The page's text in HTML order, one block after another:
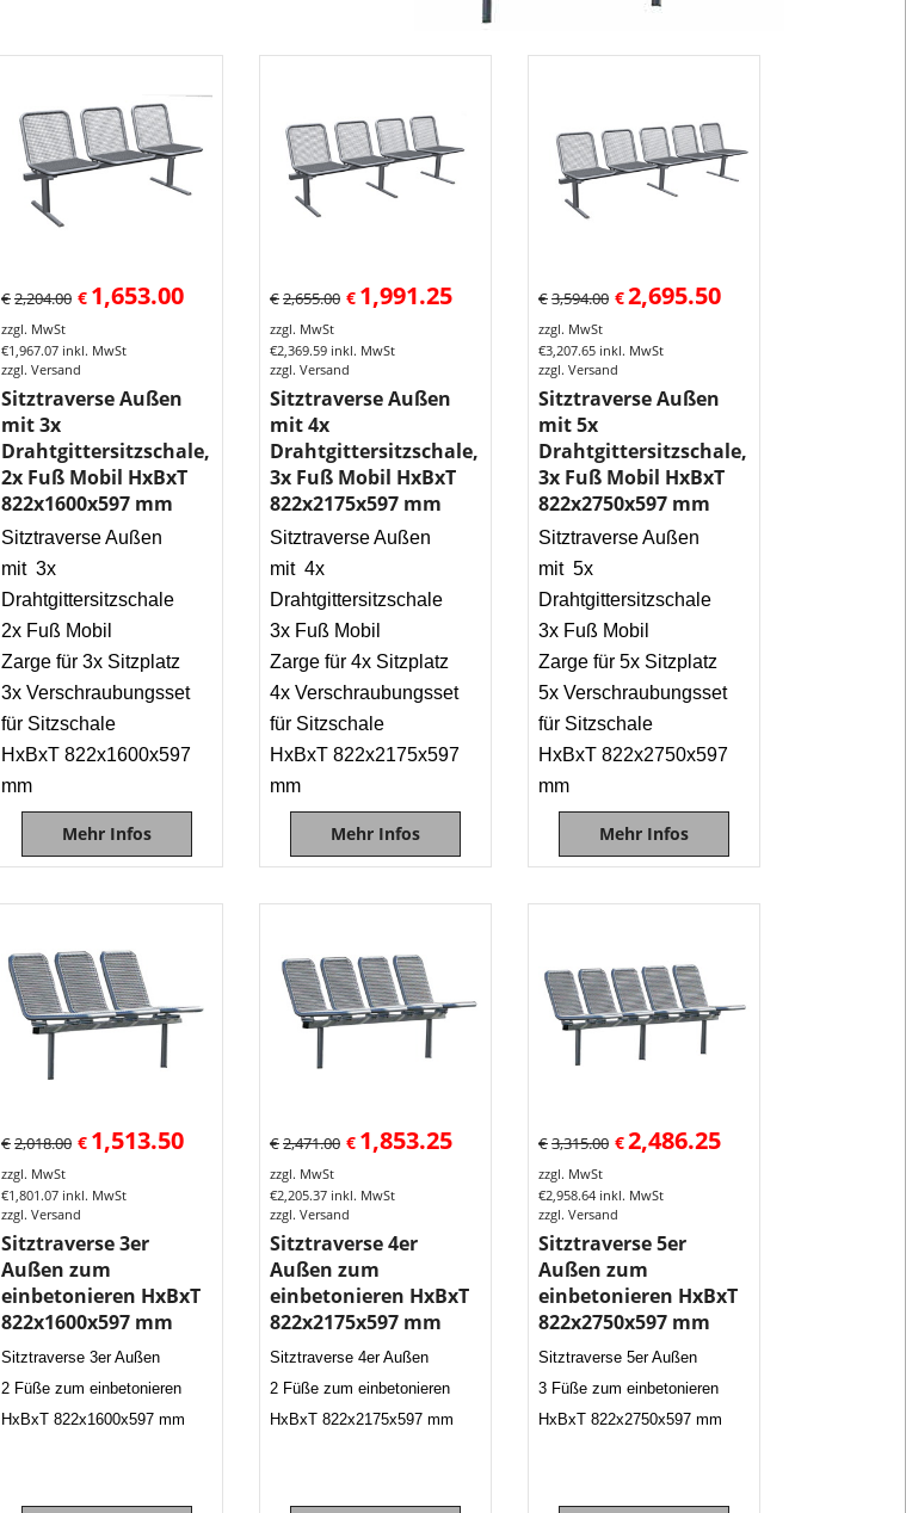
€2,204.00 € 1,653.00
zzgl. MwSt
€1,967.07 inkl. MwSt
zzgl. Versand
Sitztraverse Außen
mit 3x
Drahtgittersitzschale,
2x Fuß Mobil HxBxT
822x1600x597 mm
Sitztraverse Außen
mit 3x
Drahtgittersitzschale
2x Fuß Mobil
Zarge für 3x Sitzplatz
3x Verschraubungsset
für Sitzschale
HxBxT 822x1600x597
mm
Mehr Infos
€2,655.00 € 1,991.25
zzgl. MwSt
€2,369.59 inkl. MwSt
zzgl. Versand
Sitztraverse Außen
mit 4x
Drahtgittersitzschale,
3x Fuß Mobil HxBxT
822x2175x597 mm
Sitztraverse Außen
mit 4x
Drahtgittersitzschale
3x Fuß Mobil
Zarge für 4x Sitzplatz
4x Verschraubungsset
für Sitzschale
HxBxT 822x2175x597
mm
Mehr Infos
€3,594.00 €2,695.50
zzgl. MwSt
€3,207.65 inkl. MwSt
zzgl. Versand
Sitztraverse Außen
mit 5x
Drahtgittersitzschale,
3x Fuß Mobil HxBxT
822x2750x597 mm
Sitztraverse Außen
mit 5x
Drahtgittersitzschale
3x Fuß Mobil
Zarge für 5x Sitzplatz
5x Verschraubungsset
für Sitzschale
HxBxT 822x2750x597
mm
Mehr Infos
€2,018.00 € 1,513.50
zzgl. MwSt
€1,801.07 inkl. MwSt
zzgl. Versand
Sitztraverse 3er
Außen zum
einbetonieren HxBxT
822x1600x597 mm
Sitztraverse 3er Außen
2 Füße zum einbetonieren
HxBxT 822x1600x597 mm
€2,471.00 € 1,853.25
zzgl. MwSt
€2,205.37 inkl. MwSt
zzgl. Versand
Sitztraverse 4er
Außen zum
einbetonieren HxBxT
822x2175x597 mm
Sitztraverse 4er Außen
2 Füße zum einbetonieren
HxBxT 822x2175x597 mm
€3,315.00 €2,486.25
zzgl. MwSt
€2,958.64 inkl. MwSt
zzgl. Versand
Sitztraverse 5er
Außen zum
einbetonieren HxBxT
822x2750x597 mm
Sitztraverse 5er Außen
3 Füße zum einbetonieren
HxBxT 822x2750x597 mm